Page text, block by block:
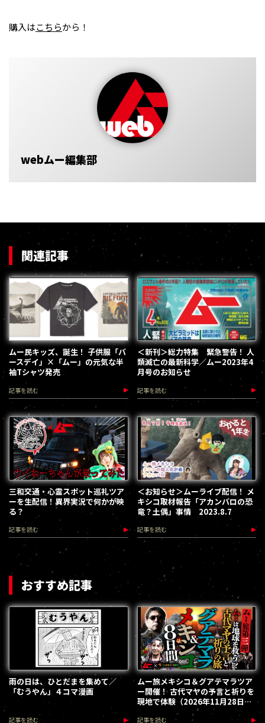
購入はこちらから！
webムー編集部
関連記事
ムー民キッズ、誕生！ 子供服「バ
ースデイ」×「ムー」の元気な半
袖Tシャツ発売
記事を読む
＜新刊＞総力特集 緊急警告！ 人
類滅亡の最新科学／ムー2023年4
月号のお知らせ
記事を読む
三和交通・心霊スポット巡礼ツア
ーを生配信！異界実況で何かが映
る？
記事を読む
＜お知らせ＞ムーライブ配信！ メ
キシコ取材報告「アカンバロの恐
竜？土偶」事情 2023.8.7
記事を読む
おすすめ記事
雨の日は、ひとだまを集めて／
「むうやん」４コマ漫画
記事を読む
ムー旅メキシコ＆グアテマラツア
ー開催！ 古代マヤの予言と祈りを
現地で体験（2026年11月28日～
記事を読む